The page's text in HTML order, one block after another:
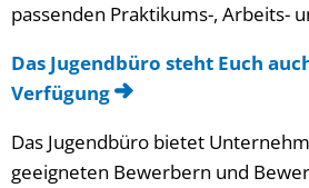
passenden Praktikums-, Arbeits-
Das Jugendbüro steht Euch
Verfügung
Das Jugendbüro bietet
geeigneten Bewerbern und